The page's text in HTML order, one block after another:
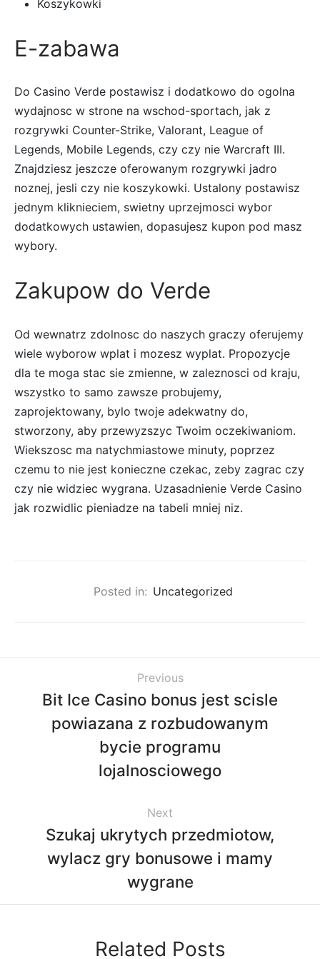
Koszykowki
E-zabawa
Do Casino Verde postawisz i dodatkowo do ogolna
wydajnosc w strone na wschod-sportach, jak z
rozgrywki Counter-Strike, Valorant, League of
Legends, Mobile Legends, czy czy nie Warcraft III.
Znajdziesz jeszcze oferowanym rozgrywki jadro
noznej, jesli czy nie koszykowki. Ustalony postawisz
jednym kliknieciem, swietny uprzejmosci wybor
dodatkowych ustawien, dopasujesz kupon pod masz
wybory.
Zakupow do Verde
Od wewnatrz zdolnosc do naszych graczy oferujemy
wiele wyborow wplat i mozesz wyplat. Propozycje
dla te moga stac sie zmienne, w zaleznosci od kraju,
wszystko to samo zawsze probujemy,
zaprojektowany, bylo twoje adekwatny do,
stworzony, aby przewyzszyc Twoim oczekiwaniom.
Wiekszosc ma natychmiastowe minuty, poprzez
czemu to nie jest konieczne czekac, zeby zagrac czy
czy nie widziec wygrana. Uzasadnienie Verde Casino
jak rozwidlic pieniadze na tabeli mniej niz.
Posted in: Uncategorized
Previous
Bit Ice Casino bonus jest scisle
powiazana z rozbudowanym
bycie programu
lojalnosciowego
Next
Szukaj ukrytych przedmiotow,
wylacz gry bonusowe i mamy
wygrane
Related Posts